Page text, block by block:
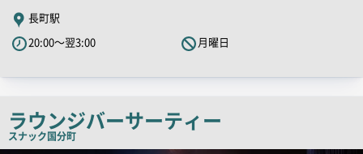
舗
PR
キ
コ
ピ
長町駅
20:00～翌3:00
月曜日
ラウンジバーサーティー
スナック国分町